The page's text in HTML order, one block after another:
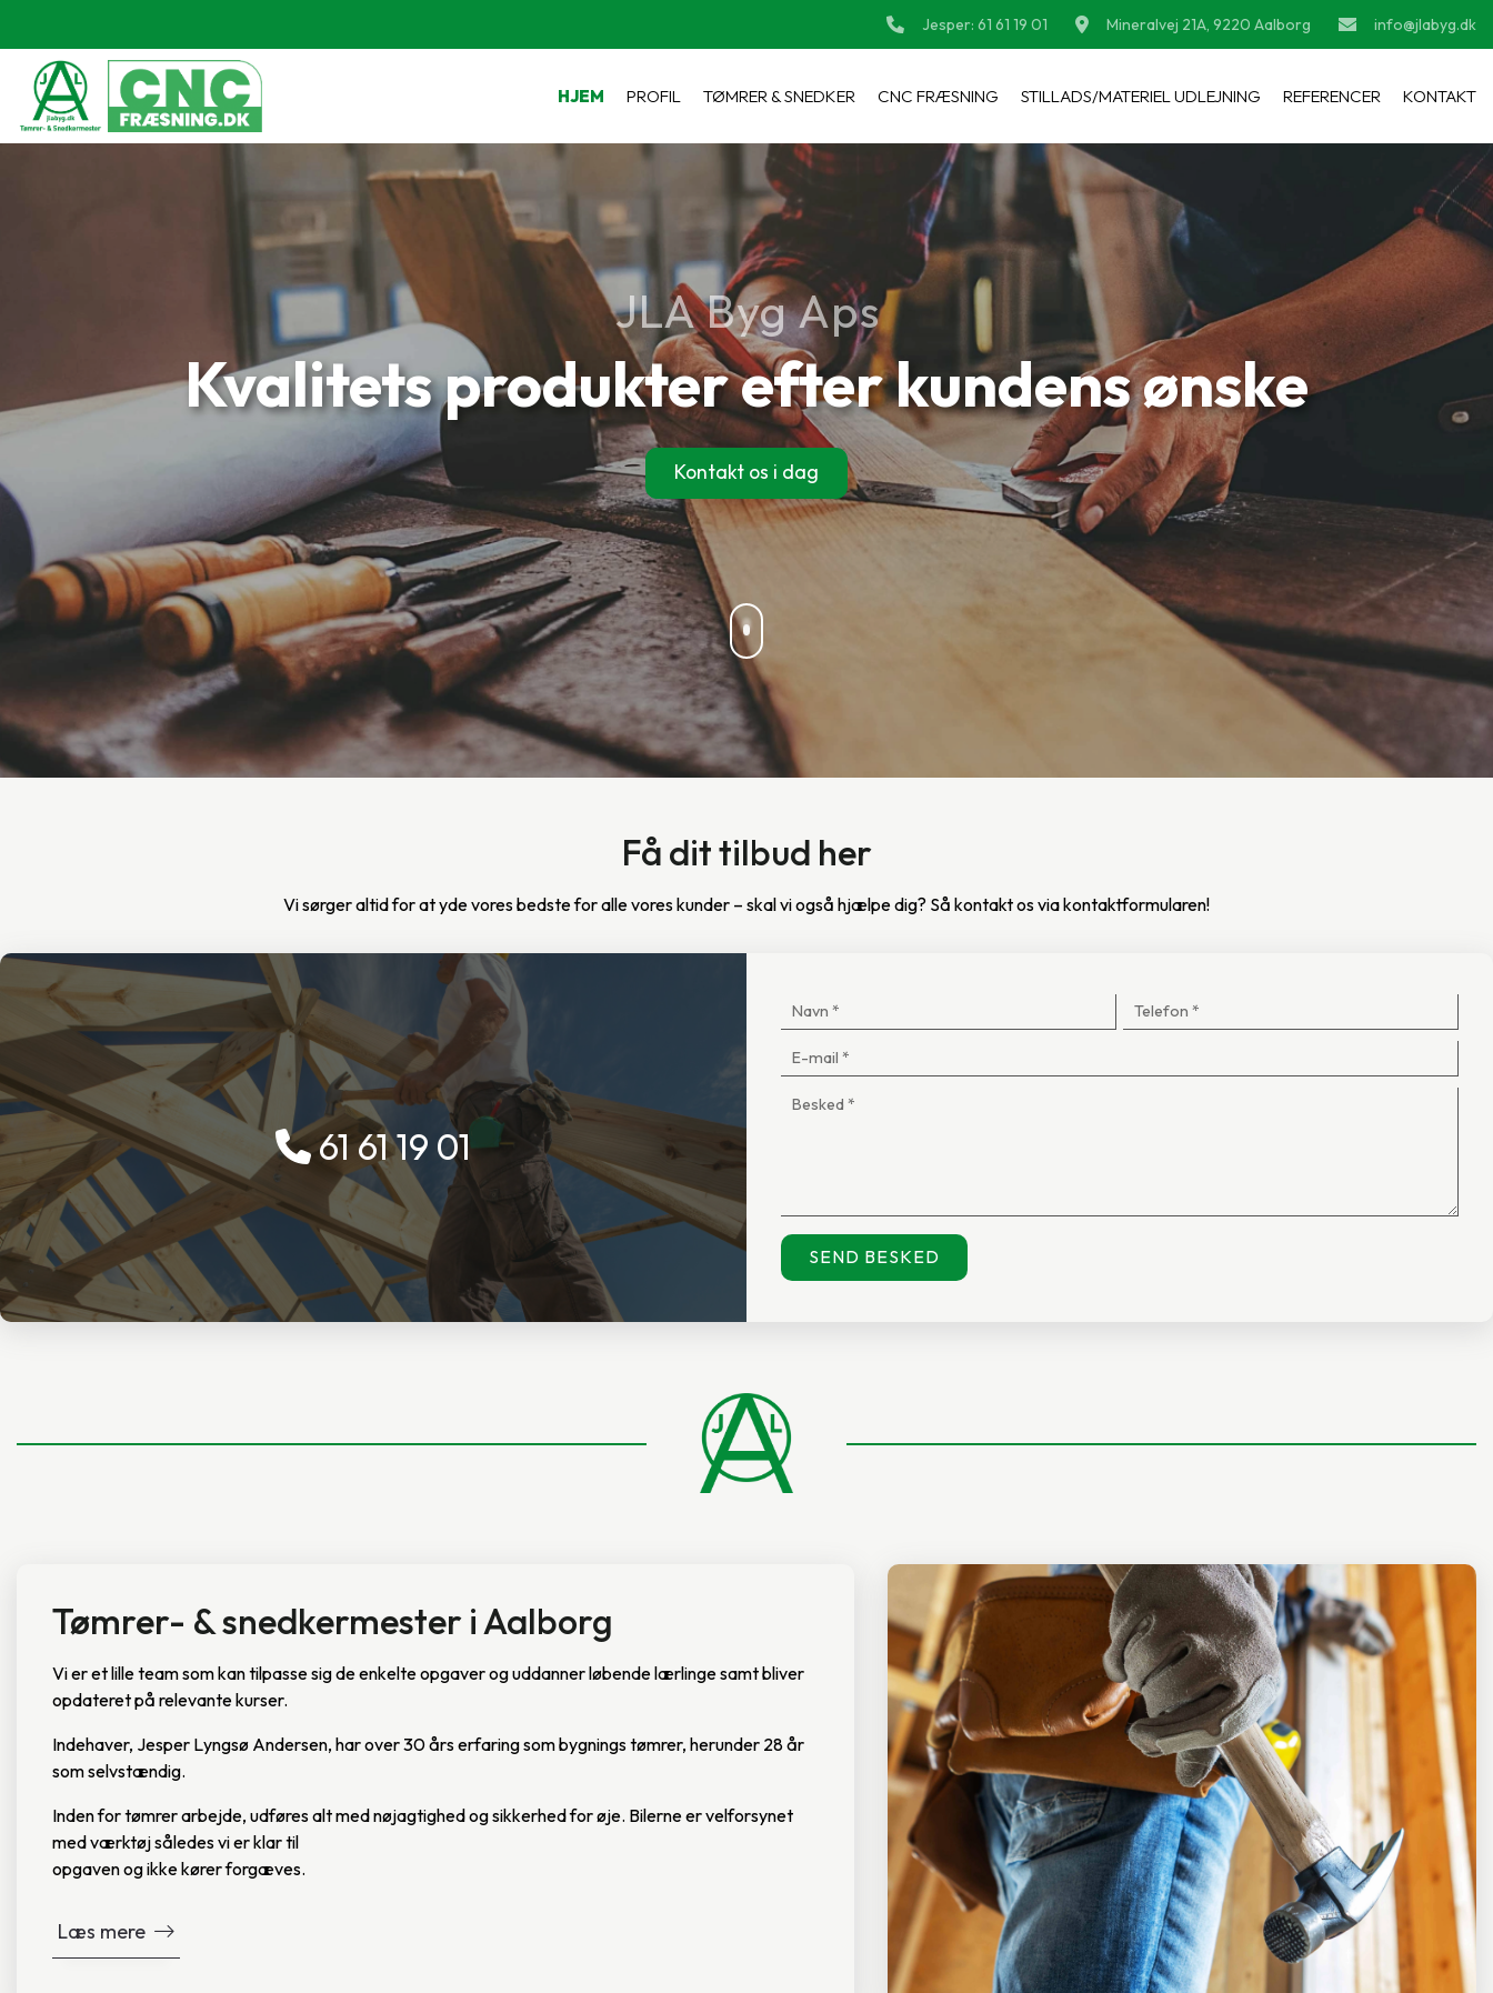
hovedindhold
Jesper: 61 61 19 01 Mineralvej 21A, 9220 Aalborg info@jlabyg.dk
HJEM PROFIL TØMRER & SNEDKER CNC FRÆSNING STILLADS/MATERIEL UDLEJNING REFERENCER KONTAKT
JLA Byg Aps
Kvalitets produkter efter kundens ønske
Kontakt os i dag
Få dit tilbud her
Vi sørger altid for at yde vores bedste for alle vores kunder – skal vi også hjælpe dig? Så kontakt os via kontaktformularen!
61 61 19 01
Tømrer- & snedkermester i Aalborg
Vi er et lille team som kan tilpasse sig de enkelte opgaver og uddanner løbende lærlinge samt bliver
opdateret på relevante kurser.
Indehaver, Jesper Lyngsø Andersen, har over 30 års erfaring som bygnings tømrer, herunder 28 år
som selvstændig.
Inden for tømrer arbejde, udføres alt med nøjagtighed og sikkerhed for øje. Bilerne er velforsynet
med værktøj således vi er klar til
opgaven og ikke kører forgæves.
Læs mere